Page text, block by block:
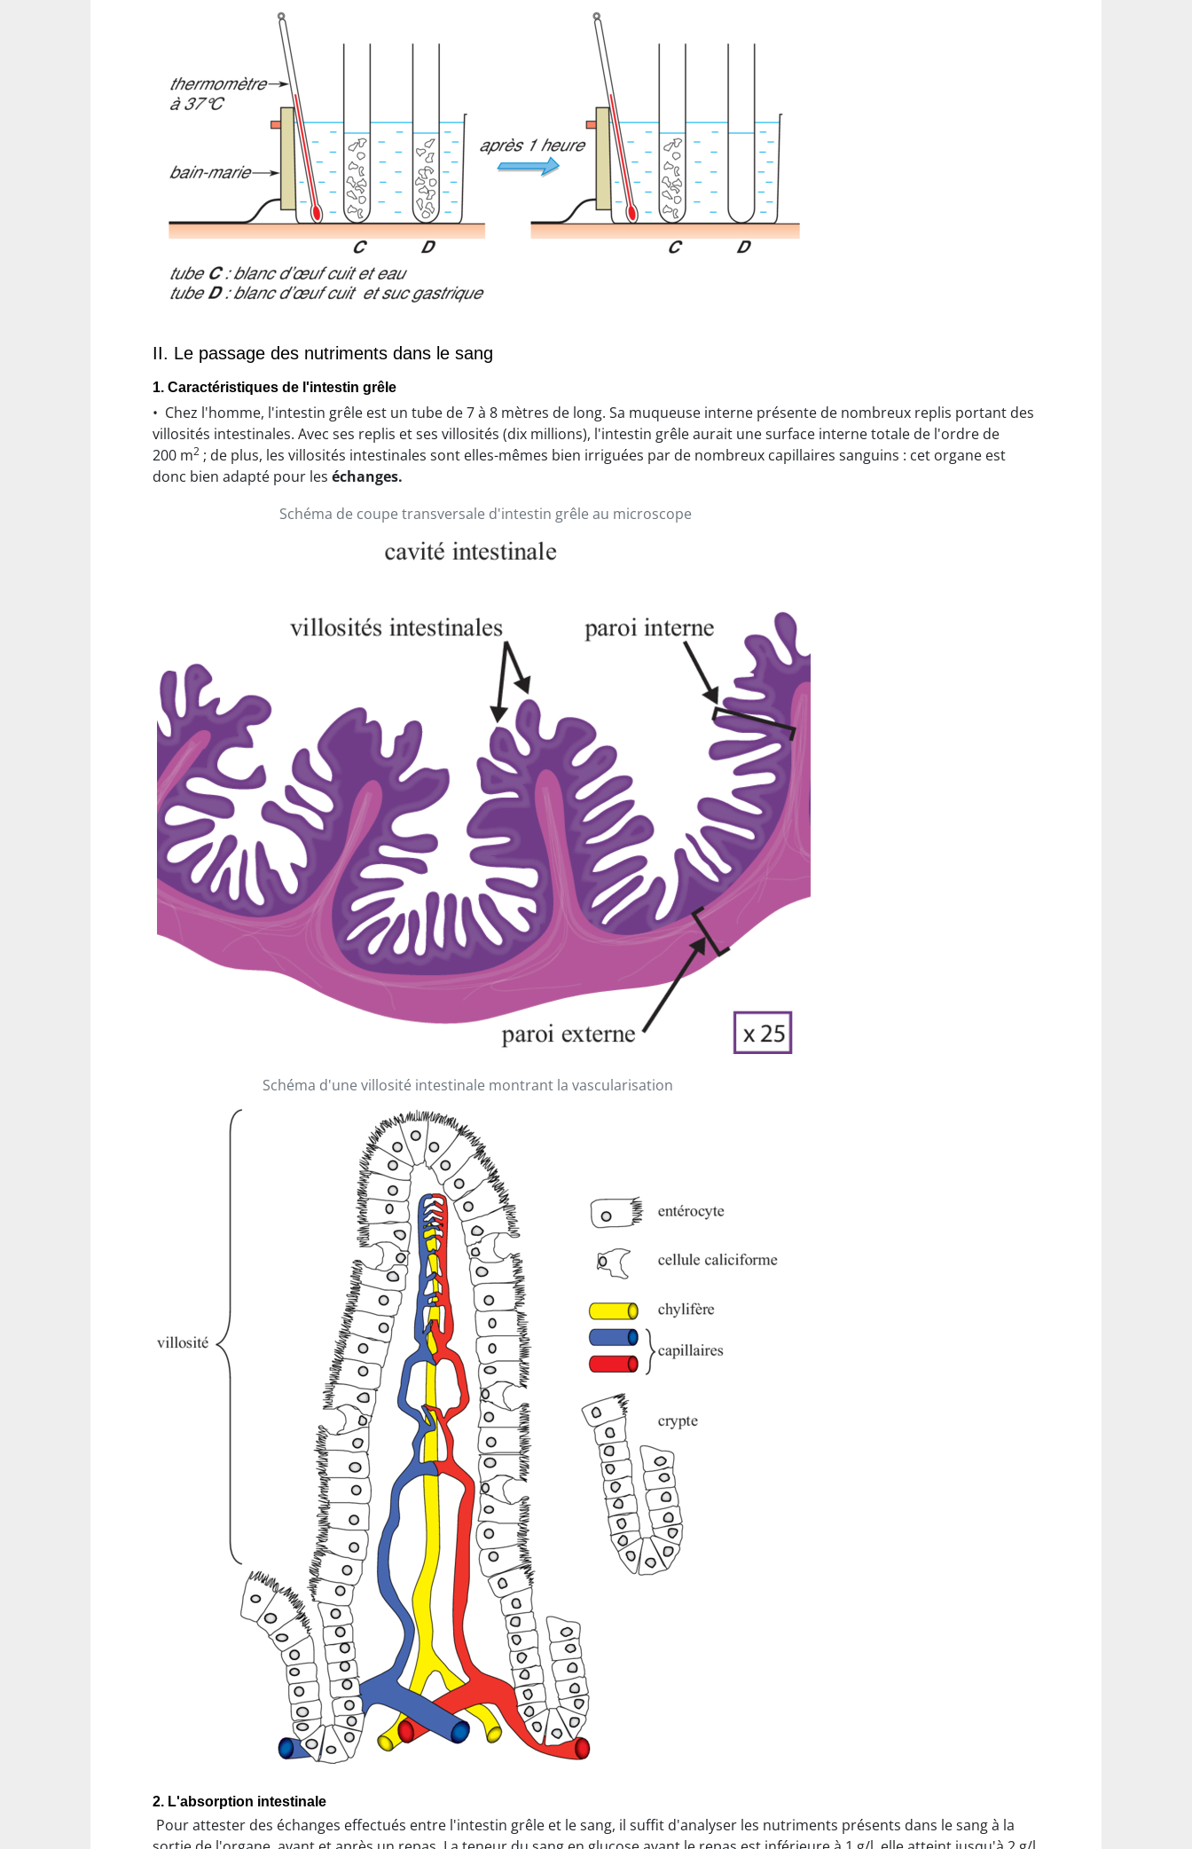
II. Le passage des nutriments dans le sang
1. Caractéristiques de l'intestin grêle
• Chez l'homme, l'intestin grêle est un tube de 7 à 8 mètres de long. Sa muqueuse interne présente de nombreux replis portant des
villosités intestinales. Avec ses replis et ses villosités (dix millions), l'intestin grêle aurait une surface interne totale de l'ordre de
200 m2 ; de plus, les villosités intestinales sont elles-mêmes bien irriguées par de nombreux capillaires sanguins : cet organe est
donc bien adapté pour les échanges.
Schéma de coupe transversale d'intestin grêle au microscope
Schéma d'une villosité intestinale montrant la vascularisation
2. L'absorption intestinale
Pour attester des échanges effectués entre l'intestin grêle et le sang, il suffit d'analyser les nutriments présents dans le sang à la